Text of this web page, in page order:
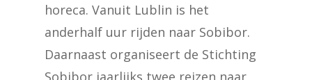
horeca. Vanuit Lublin is het
anderhalf uur rijden naar Sobibor.
Daarnaast organiseert de Stichting
Sobibor jaarlijks twee reizen naar